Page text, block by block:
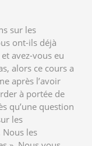
sur les
ont-ils déjà
avez-vous eu
alors ce cours a
après l’avoir
à portée de
qu’une question
les
les